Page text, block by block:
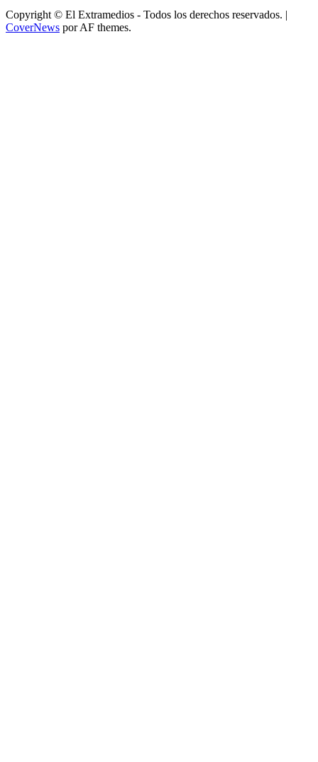
Copyright © El Extramedios - Todos los derechos reservados. |
CoverNews por AF themes.